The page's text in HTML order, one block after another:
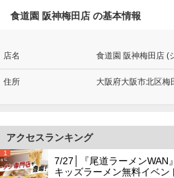
食道園 阪神梅田店 の基本情報
店名 食道園 阪神梅田店 (
住所 大阪府大阪市北区
アクセスランキング
1
7/27│『尾道ラーメンWAN
キッズラーメン無料イベン